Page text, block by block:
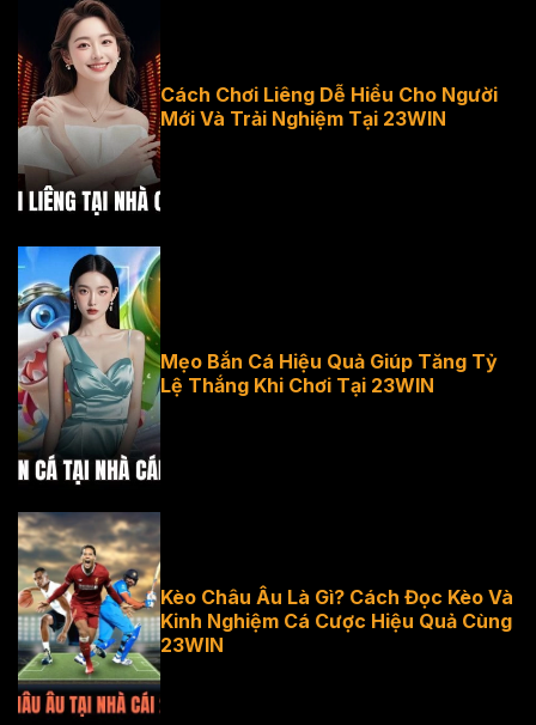
Cách chơi
Liêng tại nhà
cái 23WIN
Cách Chơi Liêng Dễ Hiểu Cho Người
Mới Và Trải Nghiệm Tại 23WIN
Mẹo bắn cá
hiệu quả tại
nhà cái 23WIN
Mẹo Bắn Cá Hiệu Quả Giúp Tăng Tỷ
Lệ Thắng Khi Chơi Tại 23WIN
Kèo châu Âu là
gì?
Kèo Châu Âu Là Gì? Cách Đọc Kèo Và
Kinh Nghiệm Cá Cược Hiệu Quả Cùng
23WIN